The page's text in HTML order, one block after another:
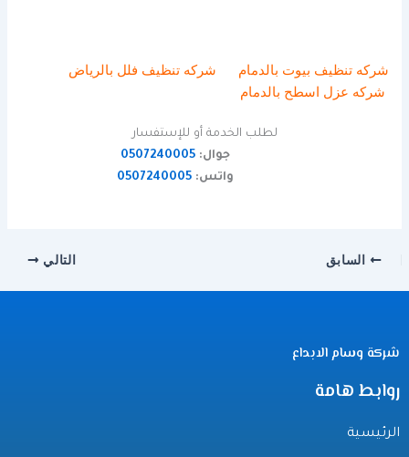
شركه تنظيف بيوت بالدمام
شركه تنظيف فلل بالرياض
شركه عزل اسطح بالدمام
لطلب الخدمة أو للإستفسار
جوال: 0507240005
واتس: 0507240005
السابق التالي
شركة وسام الابداع
روابط هامة
الرئيسية